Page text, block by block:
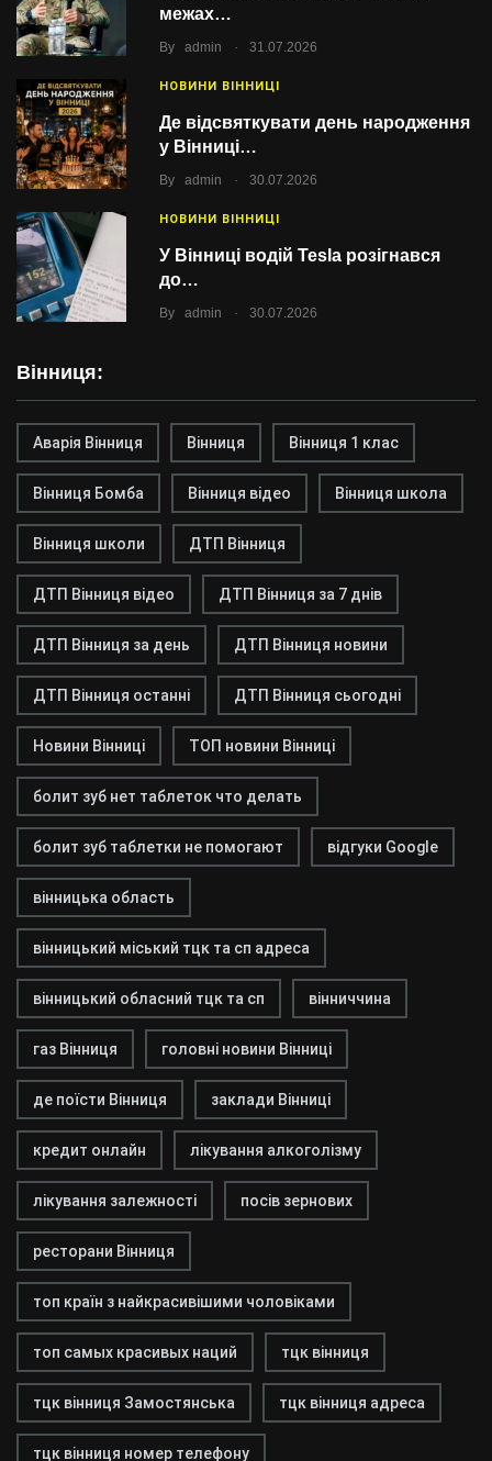
межах…
By admin . 31.07.2026
НОВИНИ ВІННИЦІ
Де відсвяткувати день народження
у Вінниці…
By admin . 30.07.2026
НОВИНИ ВІННИЦІ
У Вінниці водій Tesla розігнався
до…
By admin . 30.07.2026
Вінниця:
Аварія Вінниця Вінниця Вінниця 1 клас
Вінниця Бомба Вінниця відео Вінниця школа
Вінниця школи ДТП Вінниця
ДТП Вінниця відео ДТП Вінниця за 7 днів
ДТП Вінниця за день ДТП Вінниця новини
ДТП Вінниця останні ДТП Вінниця сьогодні
Новини Вінниці ТОП новини Вінниці
болит зуб нет таблеток что делать
болит зуб таблетки не помогают відгуки Google
вінницька область
вінницький міський тцк та сп адреса
вінницький обласний тцк та сп вінниччина
газ Вінниця головні новини Вінниці
де поїсти Вінниця заклади Вінниці
кредит онлайн лікування алкоголізму
лікування залежності посів зернових
ресторани Вінниця
топ країн з найкрасивішими чоловіками
топ самых красивых наций тцк вінниця
тцк вінниця Замостянська тцк вінниця адреса
тцк вінниця номер телефону